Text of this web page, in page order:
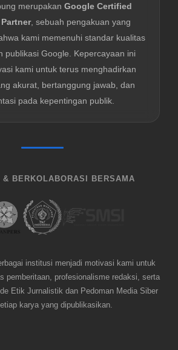
merupakan Google Certified
, sebuah pengakuan yang
kami memenuhi standar kualitas
publikasi Google. Kepercayaan ini
kami untuk terus menghadirkan
akurat, bertanggung jawab, dan
pada kepentingan publik.
& BERKOLABORASI BERSAMA
institusi menjadi motivasi kami untuk
pemberitaan, profesionalisme redaksi, serta
Etik Jurnalistik dan Pedoman Media Siber
karya yang dipublikasikan.